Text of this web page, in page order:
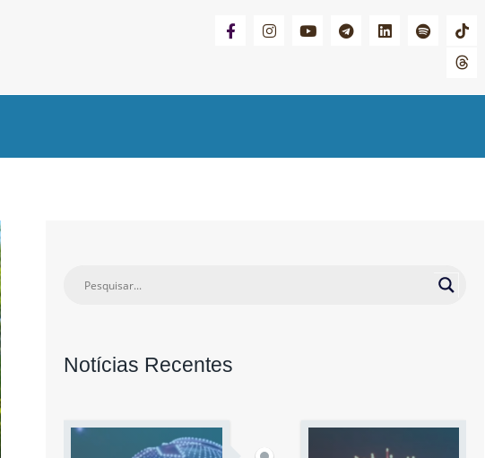
Notícias Recentes